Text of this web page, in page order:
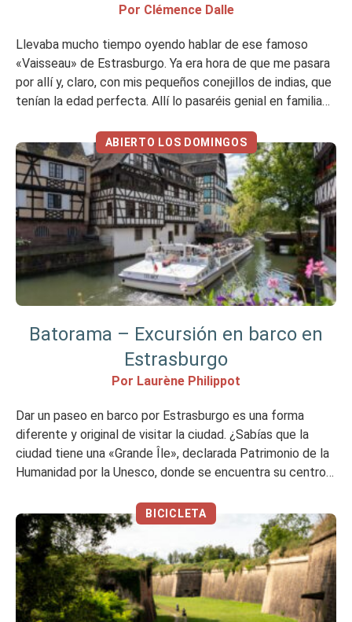
Por Clémence Dalle
Llevaba mucho tiempo oyendo hablar de ese famoso
«Vaisseau» de Estrasburgo. Ya era hora de que me pasara
por allí y, claro, con mis pequeños conejillos de indias, que
tenían la edad perfecta. Allí lo pasaréis genial en familia
actividades. De hecho, ya a partir de los […]
ABIERTO LOS DOMINGOS
Batorama – Excursión en barco en
Estrasburgo
Por Laurène Philippot
Dar un paseo en barco por Estrasburgo es una forma
diferente y original de visitar la ciudad. ¿Sabías que la
ciudad tiene una «Grande Île», declarada Patrimonio de la
Humanidad por la Unesco, donde se encuentra su centro
montón de canales, Estrasburgo se […]
BICICLETA